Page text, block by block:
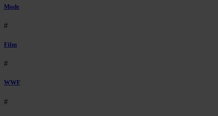
Mode
#
Film
#
WWF
#